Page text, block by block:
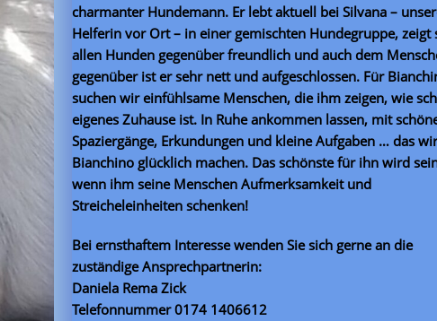
charmanter Hundemann. Er lebt aktuell bei Silvana –
Helferin vor Ort – in einer gemischten Hundegruppe, zeigt
allen Hunden gegenüber freundlich und auch dem
gegenüber ist er sehr nett und aufgeschlossen. Für
suchen wir einfühlsame Menschen, die ihm zeigen, wie
eigenes Zuhause ist. In Ruhe ankommen lassen, mit
Spaziergänge, Erkundungen und kleine Aufgaben … das
Bianchino glücklich machen. Das schönste für ihn wird
wenn ihm seine Menschen Aufmerksamkeit und
Streicheleinheiten schenken!
Bei ernsthaftem Interesse wenden Sie sich gerne an die
zuständige Ansprechpartnerin:
Daniela Rema Zick
Telefonnummer 0174 1406612